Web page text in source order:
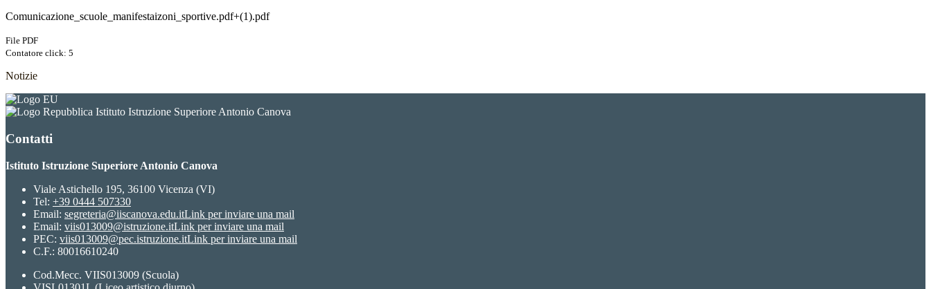
Comunicazione_scuole_manifestaizoni_sportive.pdf+(1).pdf
File PDF
Contatore click: 5
Notizie
Istituto Istruzione Superiore Antonio Canova
Contatti
Istituto Istruzione Superiore Antonio Canova
Viale Astichello 195, 36100 Vicenza (VI)
Tel: +39 0444 507330
Email: segreteria@iiscanova.edu.itLink per inviare una mail
Email: viis013009@istruzione.itLink per inviare una mail
PEC: viis013009@pec.istruzione.itLink per inviare una mail
C.F.: 80016610240
Cod.Mecc. VIIS013009 (Scuola)